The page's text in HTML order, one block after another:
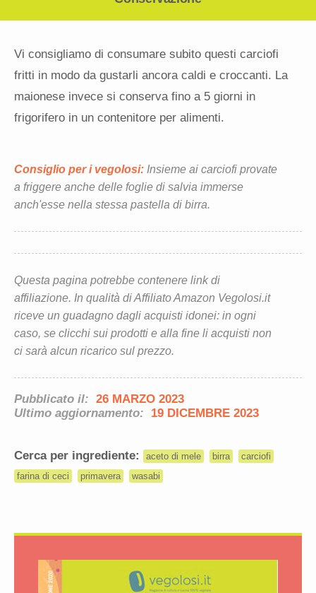
Vi consigliamo di consumare subito questi carciofi
fritti in modo da gustarli ancora caldi e croccanti. La
maionese invece si conserva fino a 5 giorni in
frigorifero in un contenitore per alimenti.
Consiglio per i vegolosi: Insieme ai carciofi provate
a friggere anche delle foglie di salvia immerse
anch'esse nella stessa pastella di birra.
Questa pagina potrebbe contenere link di
affiliazione. In qualità di Affiliato Amazon Vegolosi.it
riceve un guadagno dagli acquisti idonei: in ogni
caso, se clicchi sui prodotti e alla fine li acquisti non
ci sarà alcun ricarico sul prezzo.
Pubblicato il: 26 MARZO 2023
Ultimo aggiornamento:
19 DICEMBRE 2023
Cerca per ingrediente: aceto di mele birra
carciofi
farina di ceci
primavera wasabi